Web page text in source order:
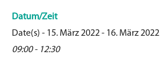
Datum/Zeit
Date(s) - 15. März 2022 - 16. März 2022
09:00 - 12:30